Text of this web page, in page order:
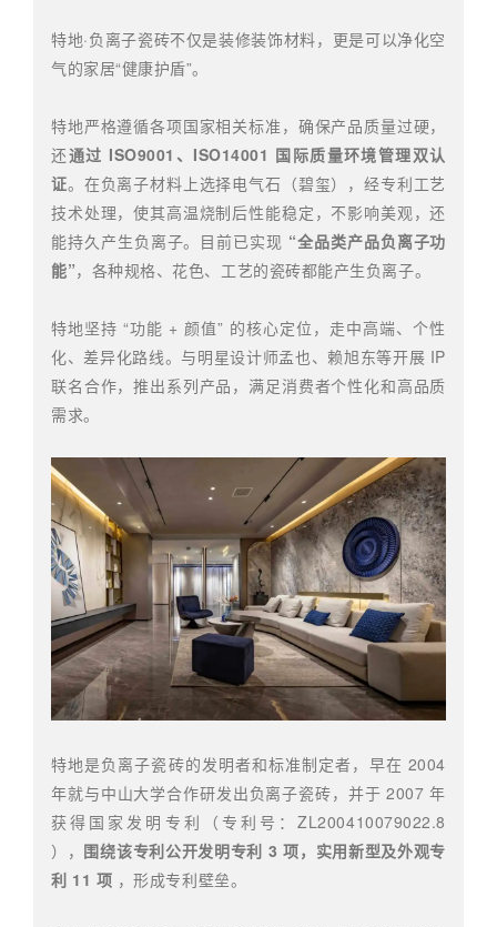
特地·负离子瓷砖不仅是装修装饰材料，更是可以净化空
气的家居“健康护盾”。
特地严格遵循各项国家相关标准，确保产品质量过硬，
还通过 ISO9001、ISO14001 国际质量环境管理双认
证。在负离子材料上选择电气石（碧玺），经专利工艺
技术处理，使其高温烧制后性能稳定，不影响美观，还
能持久产生负离子。目前已实现 “全品类产品负离子功
能”，各种规格、花色、工艺的瓷砖都能产生负离子。
特地坚持 “功能 + 颜值” 的核心定位，走中高端、个性
化、差异化路线。与明星设计师孟也、赖旭东等开展 IP
联名合作，推出系列产品，满足消费者个性化和高品质
需求。
特地是负离子瓷砖的发明者和标准制定者，早在 2004
年就与中山大学合作研发出负离子瓷砖，并于 2007 年
获得国家发明专利（专利号：ZL200410079022.8
）， 围绕该专利公开发明专利 3 项，实用新型及外观专
利 11 项 ，形成专利壁垒。